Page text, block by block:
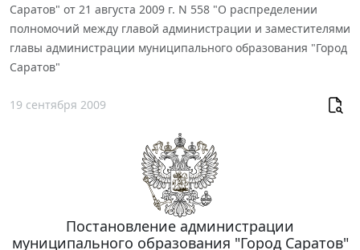
Саратов" от 21 августа 2009 г. N 558 "О распределении
полномочий между главой администрации и заместителями
главы администрации муниципального образования "Город
Саратов"
19 сентября 2009
Постановление администрации
муниципального образования "Город Саратов"